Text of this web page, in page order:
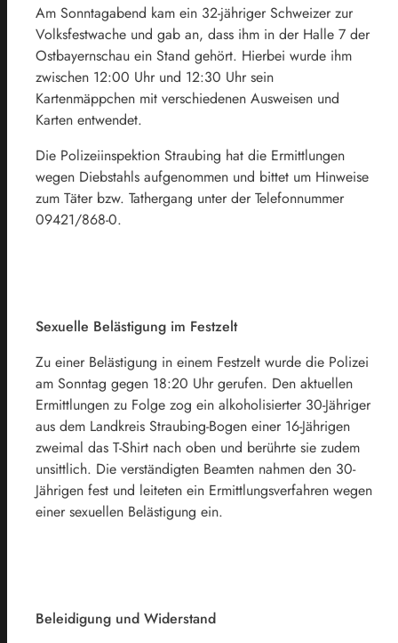
Am Sonntagabend kam ein 32-jähriger Schweizer zur
Volksfestwache und gab an, dass ihm in der Halle 7 der
Ostbayernschau ein Stand gehört. Hierbei wurde ihm
zwischen 12:00 Uhr und 12:30 Uhr sein
Kartenmäppchen mit verschiedenen Ausweisen und
Karten entwendet.
Die Polizeiinspektion Straubing hat die Ermittlungen
wegen Diebstahls aufgenommen und bittet um Hinweise
zum Täter bzw. Tathergang unter der Telefonnummer
09421/868-0.
Sexuelle Belästigung im Festzelt
Zu einer Belästigung in einem Festzelt wurde die Polizei
am Sonntag gegen 18:20 Uhr gerufen. Den aktuellen
Ermittlungen zu Folge zog ein alkoholisierter 30-Jähriger
aus dem Landkreis Straubing-Bogen einer 16-Jährigen
zweimal das T-Shirt nach oben und berührte sie zudem
unsittlich. Die verständigten Beamten nahmen den 30-
Jährigen fest und leiteten ein Ermittlungsverfahren wegen
einer sexuellen Belästigung ein.
Beleidigung und Widerstand